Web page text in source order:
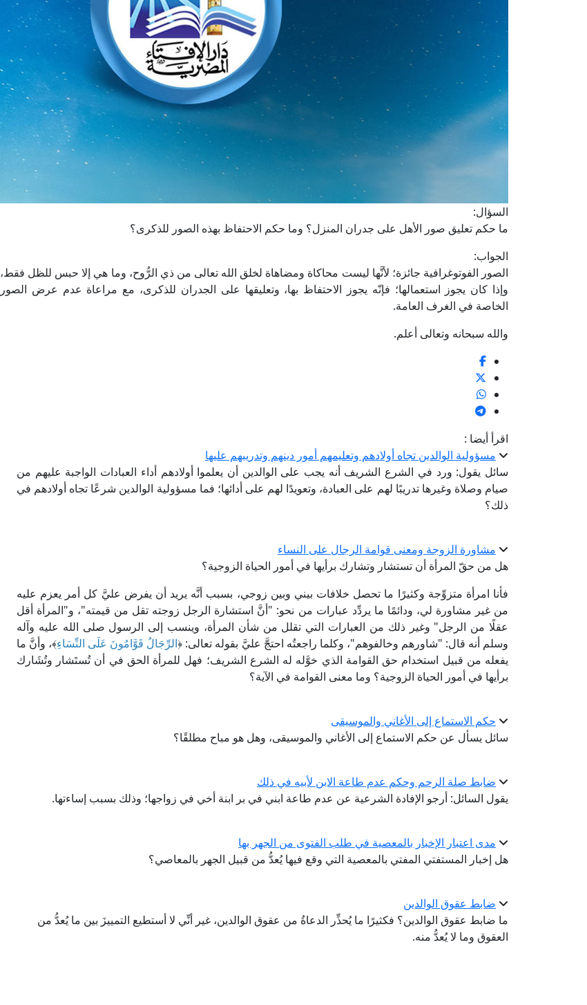
السؤال:
ما حكم تعليق صور الأهل على جدران المنزل؟ وما حكم الاحتفاظ بهذه الصور للذكرى؟
الجواب:
الصور الفوتوغرافية جائزة؛ لأنَّها ليست محاكاة ومضاهاة لخلق الله تعالى من ذي الرُّوح، وما هي إلا حبس للظل فقط،
وإذا كان يجوز استعمالها؛ فإنّه يجوز الاحتفاظ بها، وتعليقها على الجدران للذكرى، مع مراعاة عدم عرض الصور
الخاصة في الغرف العامة.
والله سبحانه وتعالى أعلم.
اقرأ أيضا :
مسؤولية الوالدين تجاه أولادهم وتعليمهم أمور دينهم وتدريبهم عليها
سائل يقول: ورد في الشرع الشريف أنه يجب على الوالدين أن يعلموا أولادهم أداء العبادات الواجبة عليهم من
صيام وصلاة وغيرها تدريبًا لهم على العبادة، وتعويدًا لهم على أدائها؛ فما مسؤولية الوالدين شرعًا تجاه أولادهم في
ذلك؟
مشاورة الزوجة ومعنى قوامة الرجال على النساء
هل من حقّ المرأة أن تستشار وتشارك برأيها في أمور الحياة الزوجية؟
فأنا امرأة متزوِّجة وكثيرًا ما تحصل خلافات بيني وبين زوجي، بسبب أنَّه يريد أن يفرض عليَّ كل أمر يعزم عليه
من غير مشاورة لي، ودائمًا ما يردِّد عبارات من نحو: "أنَّ استشارة الرجل زوجته تقل من قيمته"، و"المرأة أقل
عقلًا من الرجل" وغير ذلك من العبارات التي تقلل من شأن المرأة، وينسب إلى الرسول صلى الله عليه وآله
وسلم أنه قال: "شاورهم وخالفوهم"، وكلما راجعتُه احتجَّ عليَّ بقوله تعالى: ﴿الرِّجَالُ قَوَّامُونَ عَلَى النِّسَاءِ﴾، وأنَّ ما
يفعله من قبيل استخدام حق القوامة الذي خوَّله له الشرع الشريف؛ فهل للمرأة الحق في أن تُستَشار وتُشَارك
برأيها في أمور الحياة الزوجية؟ وما معنى القوامة في الآية؟
حكم الاستماع إلى الأغاني والموسيقى
سائل يسأل عن حكم الاستماع إلى الأغاني والموسيقى، وهل هو مباح مطلقًا؟
ضابط صلة الرحم وحكم عدم طاعة الابن لأبيه في ذلك
يقول السائل: أرجو الإفادة الشرعية عن عدم طاعة ابني في بر ابنة أخي في زواجها؛ وذلك بسبب إساءتها.
مدى اعتبار الإخبار بالمعصية في طلب الفتوى من الجهر بها
هل إخبار المستفتي المفتي بالمعصية التي وقع فيها يُعدُّ من قبيل الجهر بالمعاصي؟
ضابط عقوق الوالدين
ما ضابط عقوق الوالدين؟ فكثيرًا ما يُحذِّر الدعاةُ من عقوق الوالدين، غير أنِّي لا أستطيع التمييزَ بين ما يُعدُّ من
العقوق وما لا يُعدُّ منه.